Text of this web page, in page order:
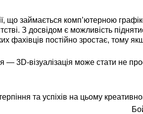
що займається комп’ютерною
З досвідом є можливість
фахівців постійно зростає, тому
— 3D-візуалізація може стати не
та успіхів на цьому